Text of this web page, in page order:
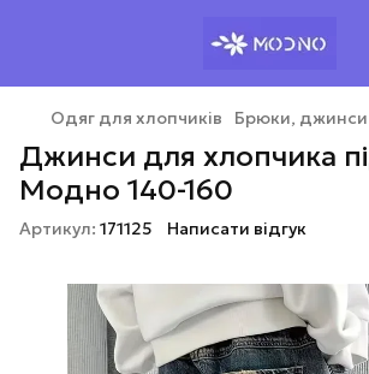
Одяг для хлопчиків Брюки, джинси
Джинси для хлопчика
Модно 140-160
Артикул: 171125 Написати відгук